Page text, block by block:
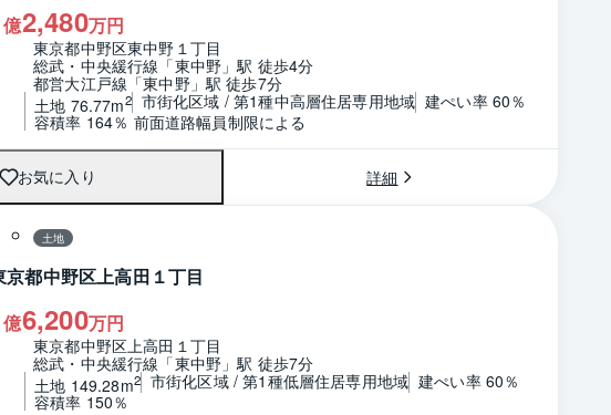
億2,480万円
東京都中野区東中野１丁目
総武・中央緩行線「東中野」駅 徒歩4分
都営大江戸線「東中野」駅 徒歩7分
土地 76.77m2 市街化区域 / 第1種中高層住居専用地域 建ぺい率 60％
容積率 164％ 前面道路幅員制限による
お気に入り 詳細
土地
京都中野区上高田１丁目
億6,200万円
東京都中野区上高田１丁目
総武・中央緩行線「東中野」駅 徒歩7分
土地 149.28m2 市街化区域 / 第1種低層住居専用地域 建ぺい率 60％
容積率 150％